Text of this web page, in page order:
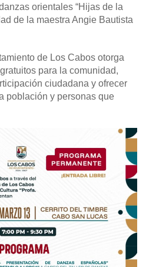
orientales “Hijas de la
de la maestra Angie Bautista
de Los Cabos otorga
para la comunidad,
ciudadana y ofrecer
población y personas que